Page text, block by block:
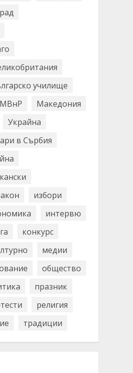
училище
МВнР
Македония
Украйна
в Сърбия
избори
интервю
конкурс
медии
общество
празник
религия
традиции